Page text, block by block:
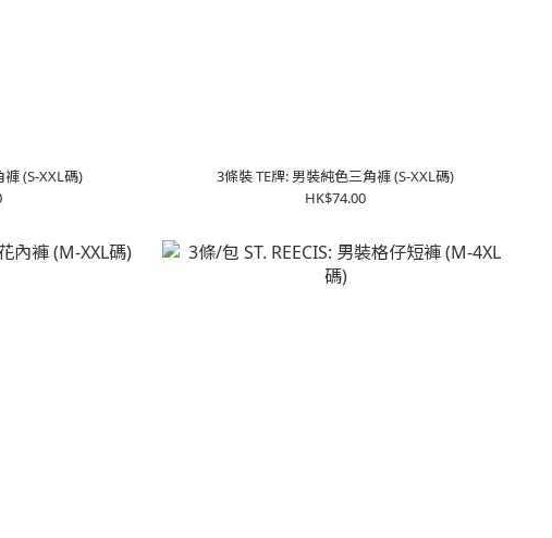
(S-XXL碼)
3條裝 TE牌: 男裝純色三角褲 (S-XXL碼)
HK$74.00